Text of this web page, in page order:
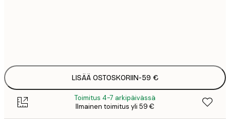
LISÄÄ OSTOSKORIIN-59 €
Toimitus 4-7 arkipäivässä
Ilmainen toimitus yli 59 €